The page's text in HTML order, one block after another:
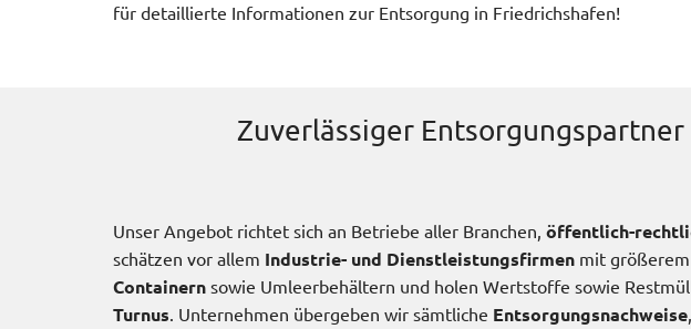
für detaillierte Informationen zur Entsorgung in Friedrichshafen!
Zuverlässiger
Unser Angebot richtet sich an Betriebe aller Branchen, öffentlich-
schätzen vor allem Industrie- und Dienstleistungsfirmen mit
Containern sowie Umleerbehältern und holen Wertstoffe sowie
Turnus. Unternehmen übergeben wir sämtliche Entsorgungsnachweise